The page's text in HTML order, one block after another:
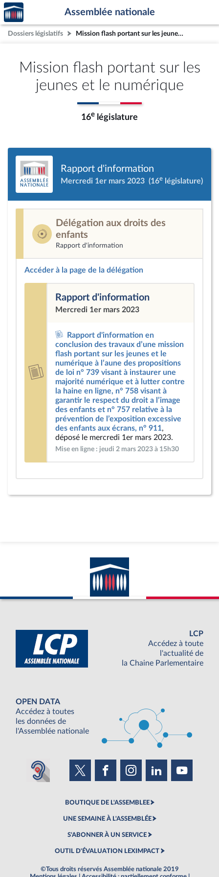
Aller au contenu
Aller en bas de la page
Accèder
à la
page
d'accueil
Assemblée nationale
Dossiers législatifs Mission flash portant sur les jeunes et le numérique
Mission flash portant sur les
jeunes et le numérique
16e législature
Rapport d'information
Mercredi 1er mars 2023 (16e législature)
Délégation aux droits des
enfants
Rapport d'information
Accéder à la page de la délégation
Rapport d'information
Mercredi 1er mars 2023
Rapport d'information en
conclusion des travaux d’une mission
flash portant sur les jeunes et le
numérique à l’aune des propositions
de loi n° 739 visant à instaurer une
majorité numérique et à lutter contre
la haine en ligne, n° 758 visant à
garantir le respect du droit a l’image
des enfants et n° 757 relative à la
prévention de l’exposition excessive
des enfants aux écrans, n° 911,
déposé le mercredi 1er mars 2023.
Mise en ligne : jeudi 2 mars 2023 à 15h30
LCP
Accédez à toute
l'actualité de
la Chaine Parlementaire
OPEN DATA
Accédez à toutes
les données de
l'Assemblée nationale
BOUTIQUE DE L'ASSEMBLEE
UNE SEMAINE À L'ASSEMBLÉE
S'ABONNER À UN SERVICE
OUTIL D'ÉVALUATION LEXIMPACT
©Tous droits réservés Assemblée nationale 2019